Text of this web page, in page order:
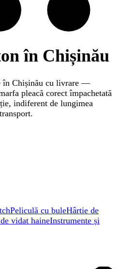
în Chișinău
în Chișinău cu livrare —
pleacă corect împachetată
indiferent de lungimea
Peliculă cu buleHârtie de
vidat haineInstrumente și